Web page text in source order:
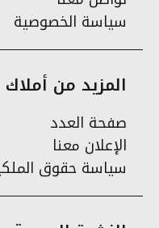
سياسة الخصوصية
المزيد من أملاك
صفحة العدد
الإعلان معنا
سياسة حقوق